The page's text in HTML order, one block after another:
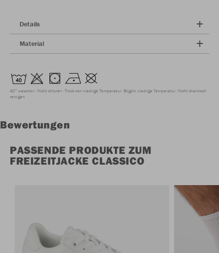
Details
Material
40° waschen Nicht chloren Trocknen niedrige Temperatur Bügeln niedrige Temperatur Nicht chemisch
reinigen
Bewertungen
PASSENDE PRODUKTE ZUM
FREIZEITJACKE CLASSICO